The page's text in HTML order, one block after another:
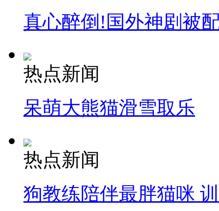
真心醉倒!国外神剧被
热点新闻
呆萌大熊猫滑雪取乐
热点新闻
狗教练陪伴最胖猫咪